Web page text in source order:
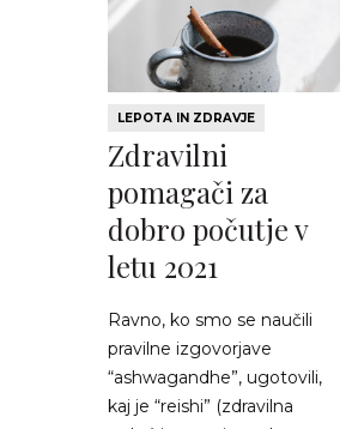
LEPOTA IN ZDRAVJE
Zdravilni
pomagači za
dobro počutje v
letu 2021
Ravno, ko smo se naučili
pravilne izgovorjave
“ashwagandhe”, ugotovili,
kaj je “reishi” (zdravilna